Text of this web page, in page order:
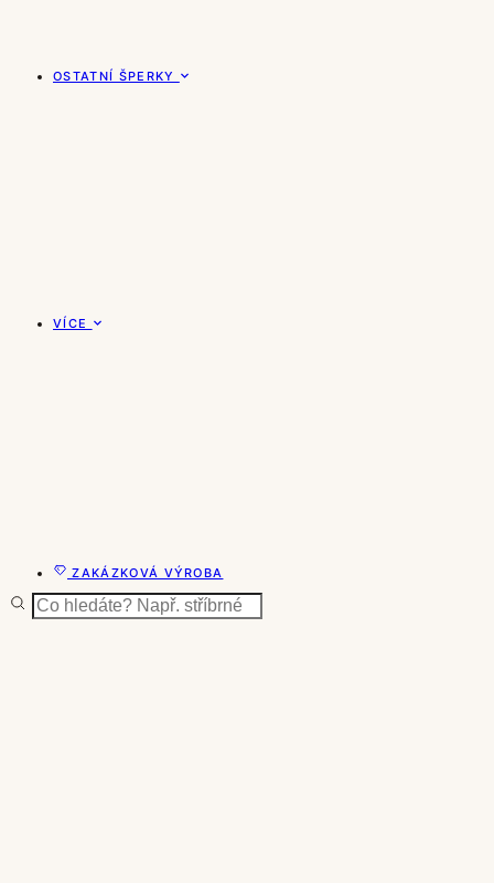
OSTATNÍ ŠPERKY
VÍCE
ZAKÁZKOVÁ VÝROBA